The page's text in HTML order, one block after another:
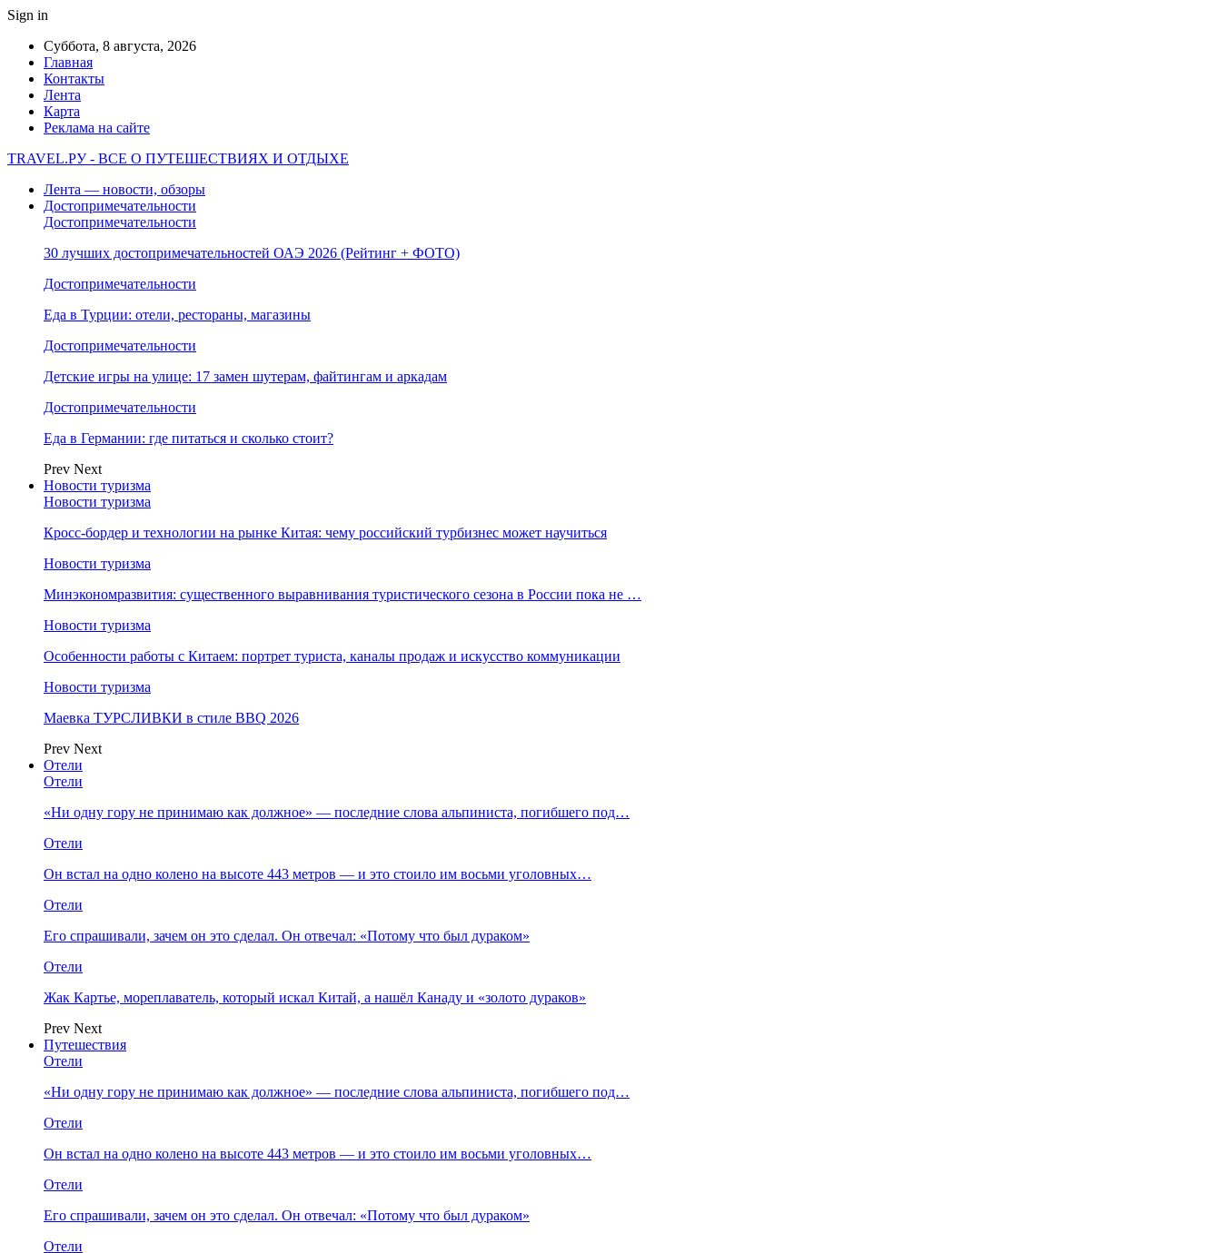
Sign in
Суббота, 8 августа, 2026
Главная
Контакты
Лента
Карта
Реклама на сайте
TRAVEL.РУ - ВСЕ О ПУТЕШЕСТВИЯХ И ОТДЫХЕ
Лента — новости, обзоры
Достопримечательности
Достопримечательности
30 лучших достопримечательностей ОАЭ 2026 (Рейтинг + ФОТО)
Достопримечательности
Еда в Турции: отели, рестораны, магазины
Достопримечательности
Детские игры на улице: 17 замен шутерам, файтингам и аркадам
Достопримечательности
Еда в Германии: где питаться и сколько стоит?
Prev Next
Новости туризма
Новости туризма
Кросс-бордер и технологии на рынке Китая: чему российский турбизнес может научиться
Новости туризма
Минэкономразвития: существенного выравнивания туристического сезона в России пока не …
Новости туризма
Особенности работы с Китаем: портрет туриста, каналы продаж и искусство коммуникации
Новости туризма
Маевка ТУРСЛИВКИ в стиле BBQ 2026
Prev Next
Отели
Отели
«Ни одну гору не принимаю как должное» — последние слова альпиниста, погибшего под…
Отели
Он встал на одно колено на высоте 443 метров — и это стоило им восьми уголовных…
Отели
Его спрашивали, зачем он это сделал. Он отвечал: «Потому что был дураком»
Отели
Жак Картье, мореплаватель, который искал Китай, а нашёл Канаду и «золото дураков»
Prev Next
Путешествия
Отели
«Ни одну гору не принимаю как должное» — последние слова альпиниста, погибшего под…
Отели
Он встал на одно колено на высоте 443 метров — и это стоило им восьми уголовных…
Отели
Его спрашивали, зачем он это сделал. Он отвечал: «Потому что был дураком»
Отели